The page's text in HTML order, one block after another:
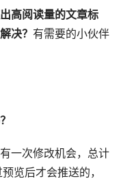
高阅读量的文章标
决？ 有需要的小伙伴
一次修改机会，总计
览后才会推送的，